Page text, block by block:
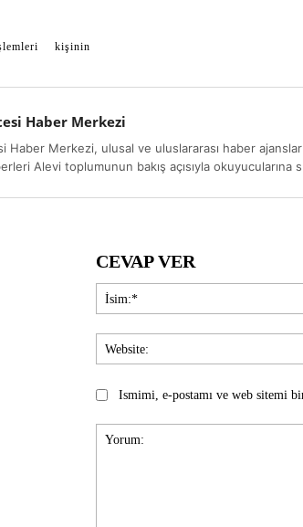
kişinin
Haber Merkezi
Haber Merkezi, ulusal ve uluslararası haber
Alevi toplumunun bakış açısıyla okuyucularına
CEVAP VER
Ismimi, e-postamı ve web sitemi